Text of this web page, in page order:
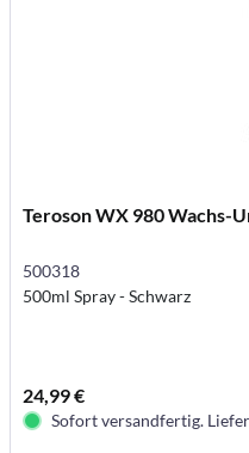
Teroson WX 980 Wachs-
500318
500ml Spray - Schwarz
24,99 €
Sofort versandfertig.